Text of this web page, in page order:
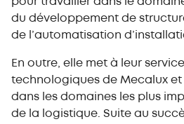
du développement de
de l’automatisation
En outre, elle met à leur
technologiques de Mecalux
dans les domaines les plus
de la logistique. Suite au